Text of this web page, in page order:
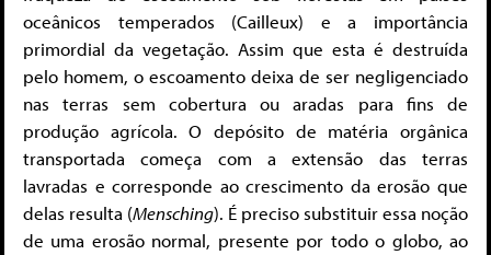
oceânicos temperados (Cailleux) e a importância
primordial da vegetação. Assim que esta é destruída
pelo homem, o escoamento deixa de ser negligenciado
nas terras sem cobertura ou aradas para fins de
produção agrícola. O depósito de matéria orgânica
transportada começa com a extensão das terras
lavradas e corresponde ao crescimento da erosão que
delas resulta (Mensching). É preciso substituir essa noção
de uma erosão normal, presente por todo o globo, ao